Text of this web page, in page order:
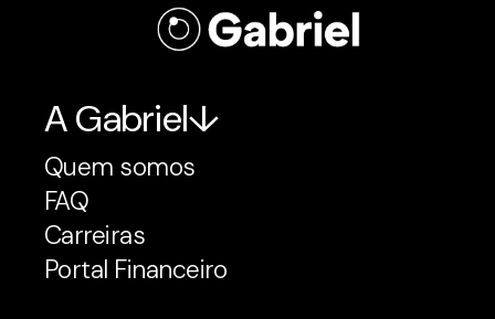
A Gabriel
Quem somos
FAQ
Carreiras
Portal Financeiro